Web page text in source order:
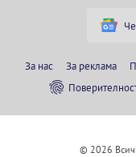
За нас За реклама
© 2026